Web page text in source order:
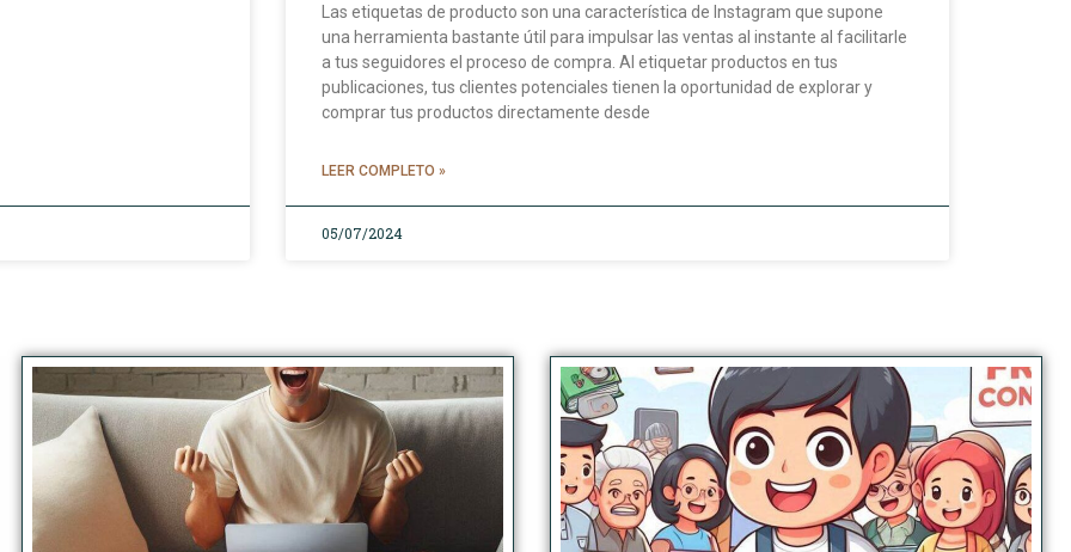
Las etiquetas de producto son una característica de Instagram que supone
una herramienta bastante útil para impulsar las ventas al instante al facilitarle
a tus seguidores el proceso de compra. Al etiquetar productos en tus
publicaciones, tus clientes potenciales tienen la oportunidad de explorar y
comprar tus productos directamente desde
LEER COMPLETO »
05/07/2024